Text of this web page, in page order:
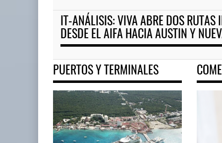
IT-ANÁLISIS: VIVA ABRE DOS RUTAS
DESDE EL AIFA HACIA AUSTIN Y
PUERTOS Y TERMINALES
La implementación de ENAMOV
03 AGO 2026
Corredor del Istmo destraba
04 AGO 2026